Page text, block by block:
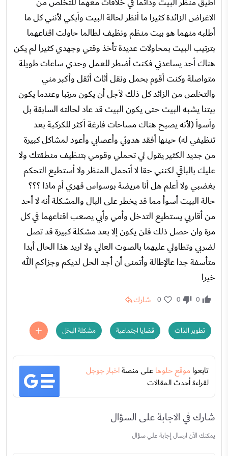
الاغراض الزائدة كثيرا ما أنظر لحالة البيت وأبكي لأنني كل ما
أطلبه منهما هو بيت منظم ونظيف لطالما حاولت اقناعهما
بترتيب البيت بمحاولات عديدة تأخذ وقتي وجهدي كثيرا لم يكن
هناك أحد يساعدني فكنت أضطر للعمل وحدي ساعات طويلة
متواصلة وكنت أقوم بحمل ونقل أثاث أثقل وأكبر مني
والتخلص من الزائد كل ذلك لأجل أن يكون مرتبا وعندما يكون
بيتنا يشبه البيت حتى يكون البيت قد عاد لحالته السابقة بل
وأسوأ (لأنه يصبح هناك مساحات فارغة أكثر للكركبة بعد
تنظيفي له) حينها أفقد هدوئي وأعصابي وأعود لمشاكل كبيرة
من جديد الكثير يقول لي تحملي وقومي بتنظيف منطقتك ولا
عليك بالباقي لكنني حقا لا أتحمل المنظر ولا أستطيع التحكم
بغضبي ولا أعلم هل أنا مريضة بوسواس قهري أم ماذا ؟؟؟
حالة البيت أسوأ مما قد يخطر على البال والمشكلة أنه لا أحد
من أقاربي يستطيع التدخل وأمي وأبي يصعب اقناعهما في كل
مرة وان حصل ذلك فلن يكون إلا بعد مشكلة كبيرة قد تصل
لضربي وتطاولي عليهما بالصوت العالي ولا اريد هذا الحال أبدا
متأسفة جدا عالإطالة وأتمنى أن أجد الحل لديكم وجزاكم الله
خيرا
0
0
0 شارك
تطوير الذات قضايا اجتماعية مشكلة البخل
تابعواموقع حلوهاعلى منصةاخبار جوجل
لقراءة أحدث المقالات
شارك في الاجابة على السؤال
يمكنك الآن ارسال إجابة علي سؤال